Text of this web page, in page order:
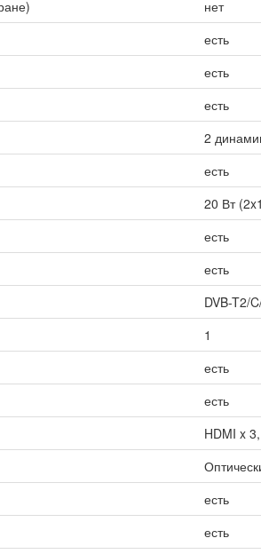
нет
есть
есть
есть
2
есть
20 Вт
есть
есть
DVB-T2/
1
есть
есть
HDMI x
есть
есть